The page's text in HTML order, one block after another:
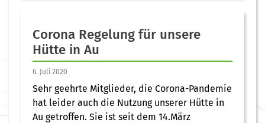
Corona Regelung für unsere
Hütte in Au
6. Juli 2020
Sehr geehrte Mitglieder, die Corona-Pandemie
hat leider auch die Nutzung unserer Hütte in
Au getroffen. Sie ist seit dem 14.März